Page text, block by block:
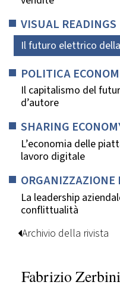
VISUAL READINGS
Il futuro elettrico
POLITICA
Il capitalismo del
d’autore
SHARING
L’economia delle
lavoro digitale
ORGANIZZAZIONE
La leadership
conflittualità
Archivio della rivista
Fabrizio Zerbini